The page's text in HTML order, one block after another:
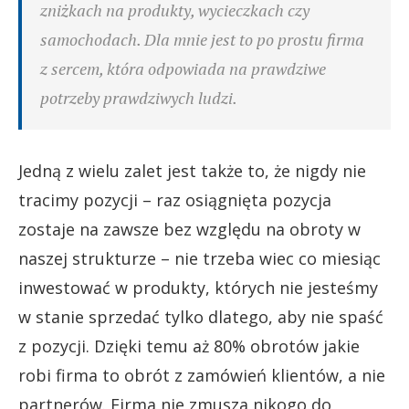
zniżkach na produkty, wycieczkach czy
samochodach. Dla mnie jest to po prostu firma
z sercem, która odpowiada na prawdziwe
potrzeby prawdziwych ludzi.
Jedną z wielu zalet jest także to, że nigdy nie
tracimy pozycji – raz osiągnięta pozycja
zostaje na zawsze bez względu na obroty w
naszej strukturze – nie trzeba wiec co miesiąc
inwestować w produkty, których nie jesteśmy
w stanie sprzedać tylko dlatego, aby nie spaść
z pozycji. Dzięki temu aż 80% obrotów jakie
robi firma to obrót z zamówień klientów, a nie